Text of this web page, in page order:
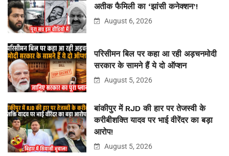
अतीक फैमिली का ‘झांसी कनेक्शन’!
August 6, 2026
परिसीमन बिल पर कहा आ रही अड़चनमोदी
सरकार के सामने हैं ये दो ऑप्शन
August 5, 2026
बांकीपुर में RJD की हार पर तेजस्वी के
करीबीशक्ति यादव पर भाई वीरेंदर का बड़ा
आरोप!
August 5, 2026